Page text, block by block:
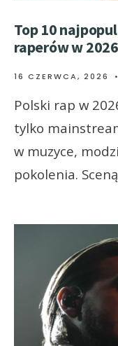
Top 10
raperów w
16 CZERWCA, 2026 •
Polski rap w
tylko
w muzyce,
pokolenia. Sceną